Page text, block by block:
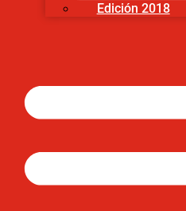
Edición 2018